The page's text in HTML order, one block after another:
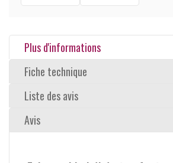
Plus d'informations
Fiche technique
Liste des avis
Avis